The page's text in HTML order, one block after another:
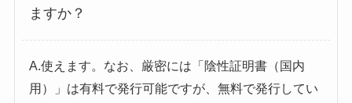
ますか？
A.使えます。なお、厳密には「陰性証明書（国内
用）」は有料で発行可能ですが、無料で発行してい